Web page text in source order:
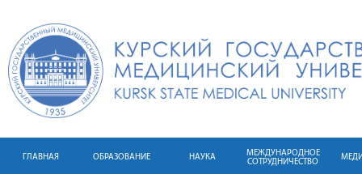
ГЛАВНАЯ ОБРАЗОВАНИЕ НАУКА
МЕЖДУНАРОДНОЕ
СОТРУДНИЧЕСТВО